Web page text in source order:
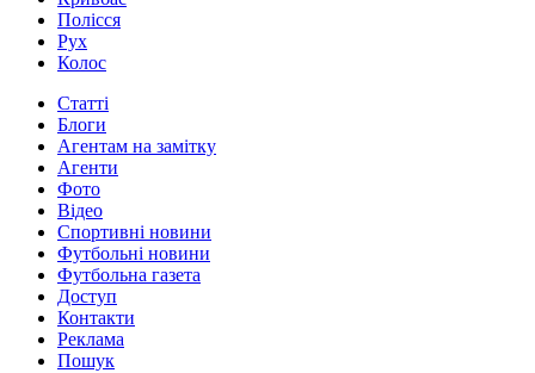
Полісся
Рух
Колос
Статті
Блоги
Агентам на замітку
Агенти
Фото
Відео
Спортивні новини
Футбольні новини
Футбольна газета
Доступ
Контакти
Реклама
Пошук